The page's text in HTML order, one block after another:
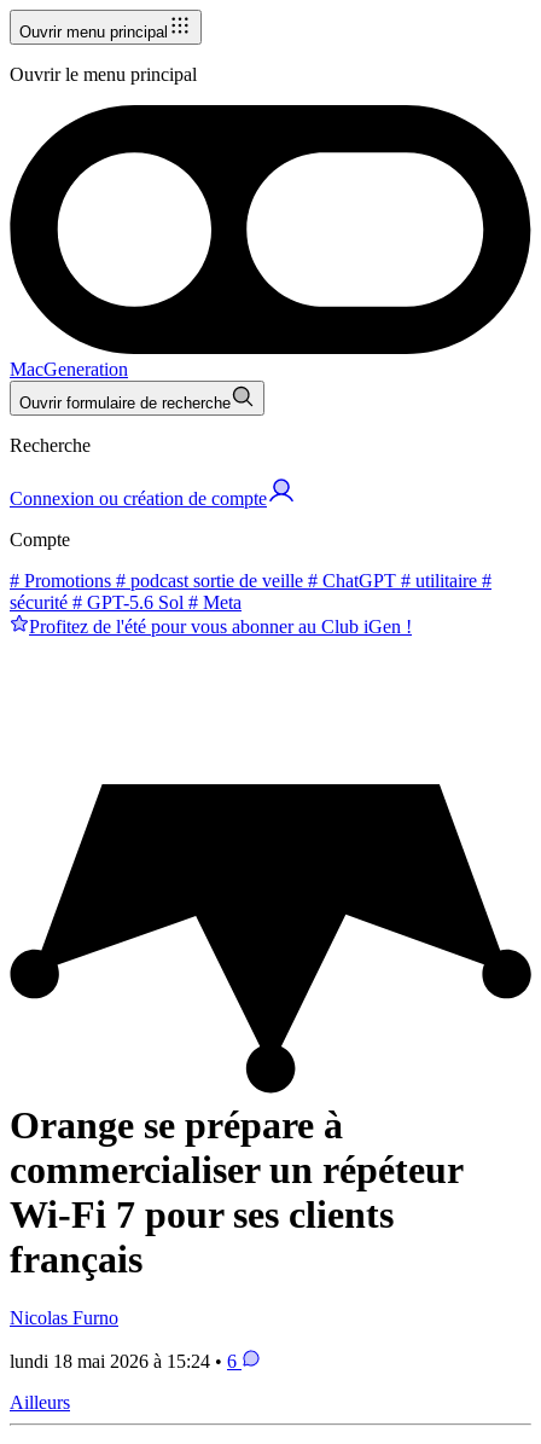
Ouvrir menu principal
Ouvrir le menu principal
MacGeneration
Ouvrir formulaire de recherche
Recherche
Connexion ou création de compte
Compte
# Promotions # podcast sortie de veille # ChatGPT # utilitaire #
sécurité # GPT-5.6 Sol # Meta
Profitez de l'été pour vous abonner au Club iGen !
Orange se prépare à
commercialiser un répéteur
Wi-Fi 7 pour ses clients
français
Nicolas Furno
lundi 18 mai 2026 à 15:24 • 6
Ailleurs